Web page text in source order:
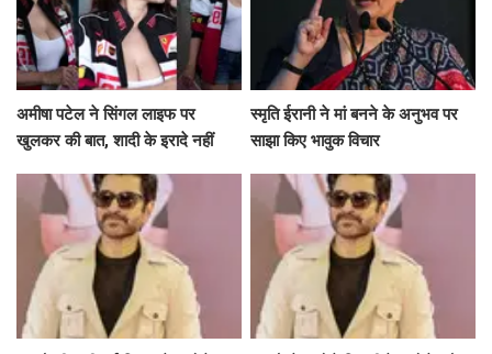
अमीषा पटेल ने सिंगल लाइफ पर
खुलकर की बात, शादी के इरादे नहीं
स्मृति ईरानी ने मां बनने के अनुभव पर
साझा किए भावुक विचार